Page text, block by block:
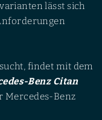
lässt sich
findet mit dem
Benz Citan
Mercedes-Benz